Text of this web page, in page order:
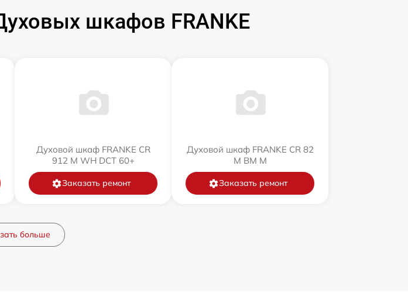
шкафов FRANKE
Духовой шкаф FRANKE CR
912 M WH DCT 60+
Заказать ремонт
Духовой шкаф FRANKE CR 82
M BM M
Заказать ремонт
больше